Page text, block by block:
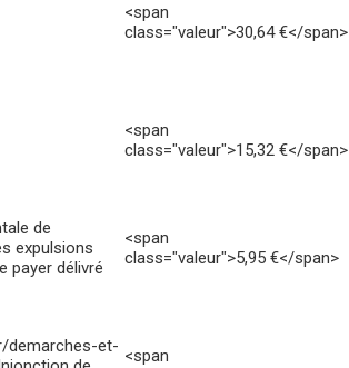
<span
class="valeur">30,64 €</span>
<span
class="valeur">15,32 €</span>
de
expulsions
payer délivré
<span
class="valeur">5,95 €</span>
demarches-et- <span